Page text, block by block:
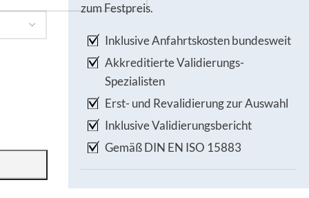
zum Festpreis.
Inklusive Anfahrtskosten bundesweit
Akkreditierte Validierungs-
Spezialisten
Erst- und Revalidierung zur Auswahl
Inklusive Validierungsbericht
Gemäß DIN EN ISO 15883